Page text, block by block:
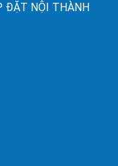
ĐẶT NỘI THÀNH